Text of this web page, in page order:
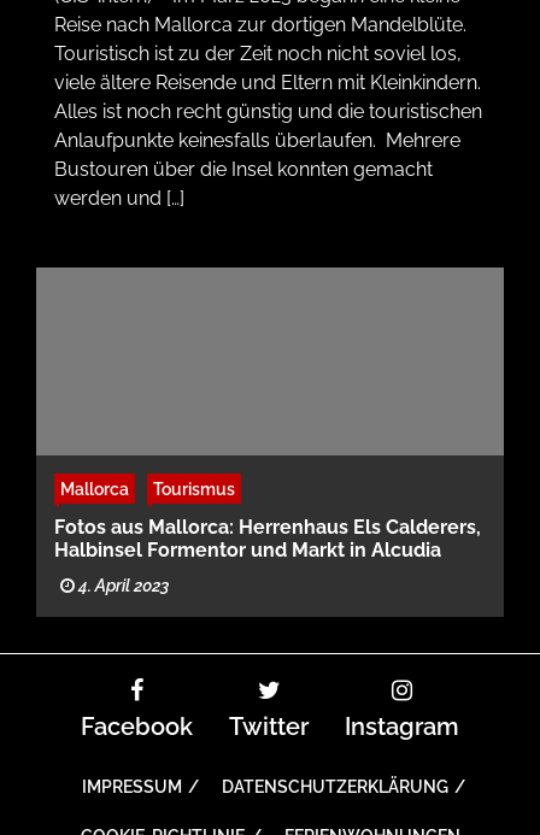
Reise nach Mallorca zur dortigen Mandelblüte.
Touristisch ist zu der Zeit noch nicht soviel los,
viele ältere Reisende und Eltern mit Kleinkindern.
Alles ist noch recht günstig und die touristischen
Anlaufpunkte keinesfalls überlaufen. Mehrere
Bustouren über die Insel konnten gemacht
werden und […]
Mallorca Tourismus
Fotos aus Mallorca: Herrenhaus Els Calderers,
Halbinsel Formentor und Markt in Alcudia
4. April 2023
Facebook Twitter Instagram
IMPRESSUM DATENSCHUTZERKLÄRUNG